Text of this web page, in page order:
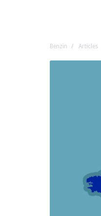
Benzin Articles